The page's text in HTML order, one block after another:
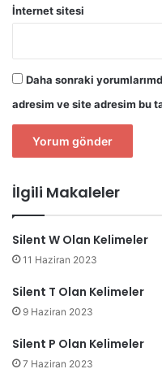
İnternet sitesi
Daha sonraki
adresim ve site adresim bu
İlgili Makaleler
Silent W Olan Kelimeler
11 Haziran 2023
Silent T Olan Kelimeler
9 Haziran 2023
Silent P Olan Kelimeler
7 Haziran 2023